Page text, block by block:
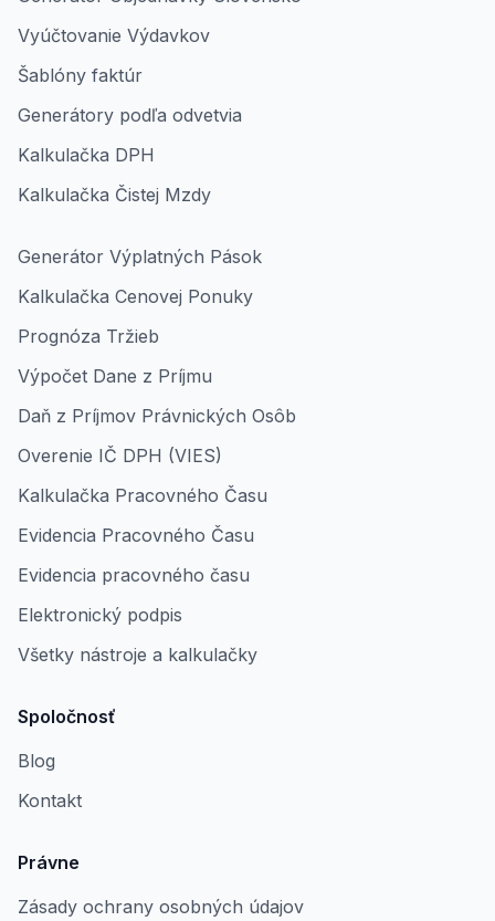
Vyúčtovanie Výdavkov
Šablóny faktúr
Generátory podľa odvetvia
Kalkulačka DPH
Kalkulačka Čistej Mzdy
Generátor Výplatných Pások
Kalkulačka Cenovej Ponuky
Prognóza Tržieb
Výpočet Dane z Príjmu
Daň z Príjmov Právnických Osôb
Overenie IČ DPH (VIES)
Kalkulačka Pracovného Času
Evidencia Pracovného Času
Evidencia pracovného času
Elektronický podpis
Všetky nástroje a kalkulačky
Spoločnosť
Blog
Kontakt
Právne
Zásady ochrany osobných údajov